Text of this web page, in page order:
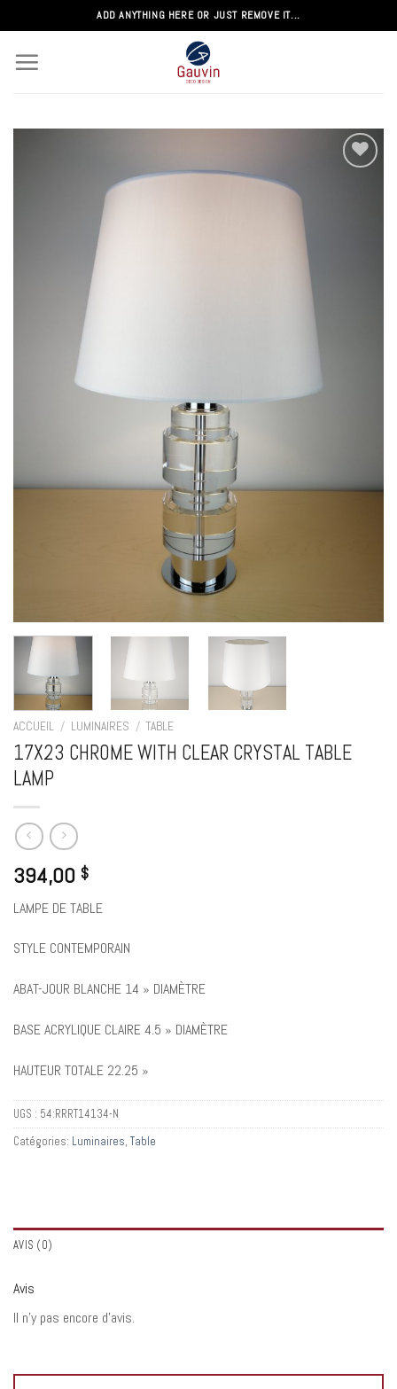
au
contenu
ADD ANYTHING HERE OR JUST REMOVE IT...
ACCUEIL / LUMINAIRES / TABLE
17X23 CHROME WITH CLEAR CRYSTAL TABLE
LAMP
394,00 $
LAMPE DE TABLE
STYLE CONTEMPORAIN
ABAT-JOUR BLANCHE 14 » DIAMÈTRE
BASE ACRYLIQUE CLAIRE 4.5 » DIAMÈTRE
HAUTEUR TOTALE 22.25 »
UGS : 54:RRRT14134-N
Catégories: Luminaires, Table
AVIS (0)
Avis
Il n’y pas encore d’avis.